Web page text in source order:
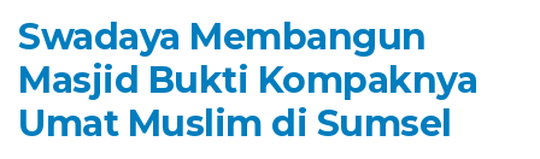
Swadaya Membangun
Masjid Bukti Kompaknya
Umat Muslim di Sumsel